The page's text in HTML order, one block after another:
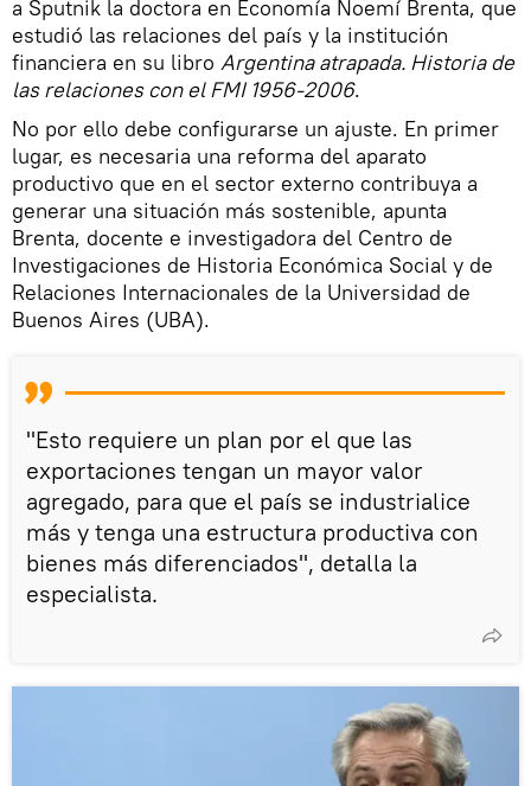
a Sputnik la doctora en Economía Noemí Brenta, que
estudió las relaciones del país y la institución
financiera en su libro Argentina atrapada. Historia de
las relaciones con el FMI 1956-2006.
No por ello debe configurarse un ajuste. En primer
lugar, es necesaria una reforma del aparato
productivo que en el sector externo contribuya a
generar una situación más sostenible, apunta
Brenta, docente e investigadora del Centro de
Investigaciones de Historia Económica Social y de
Relaciones Internacionales de la Universidad de
Buenos Aires (UBA).
"Esto requiere un plan por el que las
exportaciones tengan un mayor valor
agregado, para que el país se industrialice
más y tenga una estructura productiva con
bienes más diferenciados", detalla la
especialista.